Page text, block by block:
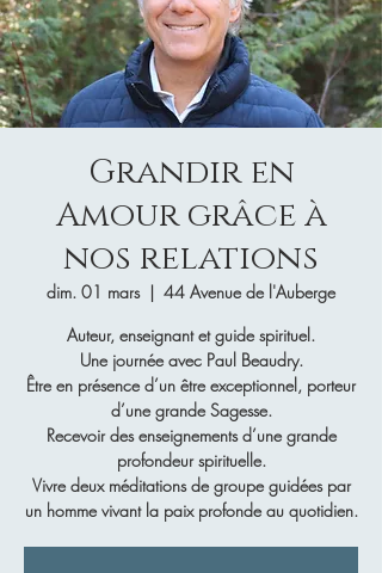
Grandir en
Amour grâce à
nos relations
dim. 01 mars
  |
44 Avenue de l'Auberge
Auteur, enseignant et guide spirituel.
Une journée avec Paul Beaudry.
Être en présence d’un être exceptionnel, porteur
d’une grande Sagesse.
Recevoir des enseignements d’une grande
profondeur spirituelle.
Vivre deux méditations de groupe guidées par
un homme vivant la paix profonde au quotidien.